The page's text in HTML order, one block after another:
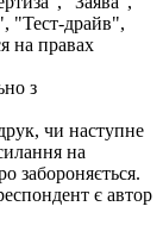
"Тест-драйв",
на правах
з
чи наступне
на
забороняється.
є автор